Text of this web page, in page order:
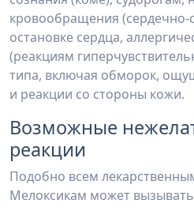
кровообращения (сердечно-
остановке сердца,
(реакциям
типа, включая обморок,
и реакции со стороны кожи.
Возможные
реакции
Подобно всем
Мелоксикам может